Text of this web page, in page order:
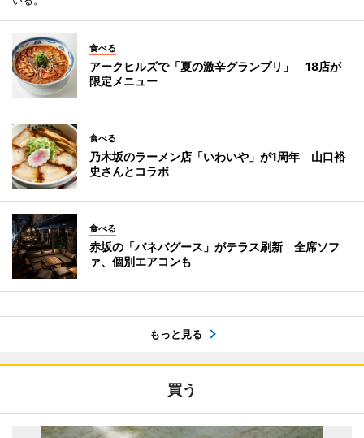
食べる
アークヒルズで「夏の激辛グランプリ」 18店が
限定メニュー
食べる
乃木坂のラーメン店「いわいや」が1周年 山口裕
史さんとコラボ
食べる
赤坂の「バネバグース」がテラス刷新 全席ソフ
ァ、個別エアコンも
もっと見る
買う